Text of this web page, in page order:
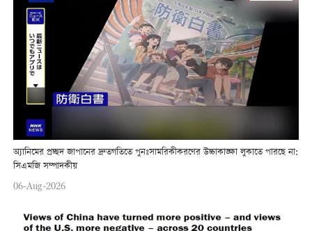
অ্যানিমের প্রচ্ছদ জাপানের দ্রুতগতিতে পুনঃসামরিকীকরণের উচ্চাকাঙ্ক্ষা লুকাতে পারছে না:
সিএমজি সম্পাদকীয়
06-Aug-2026